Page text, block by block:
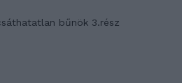
bűnök 3.rész